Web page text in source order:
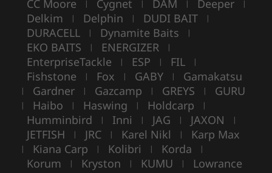
CC Moore | Cygnet | DAM | Deeper |
Delkim | Delphin | DUDI BAIT |
DURACELL | Dynamite Baits |
EKO BAITS | ENERGIZER |
EnterpriseTackle | ESP | FIL |
Fishstone | Fox | GABY | Gamakatsu
| Gardner | Gazcamp | GREYS | GURU
| Haibo | Haswing | Holdcarp |
Humminbird | Inni | JAG | JAXON |
JETFISH | JRC | Karel Nikl | Karp Max
| Kiana Carp | Kolibri | Korda |
Korum | Kryston | KUMU | Lowrance